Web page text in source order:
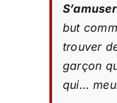
but
trouver
garçon
qui…